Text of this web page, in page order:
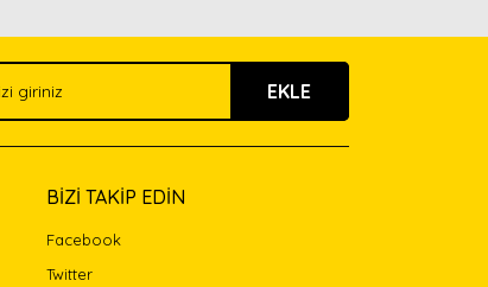
EKLE
BİZİ TAKİP EDİN
Facebook
Twitter